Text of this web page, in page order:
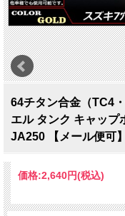
64チタン合金（TC4
エル タンク キャップ
JA250 【メール便可】
価格:2,640円(税込)